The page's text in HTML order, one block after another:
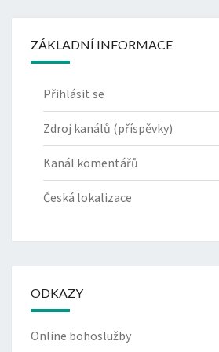
ZÁKLADNÍ INFORMACE
Přihlásit se
Zdroj kanálů (příspěvky)
Kanál komentářů
Česká lokalizace
ODKAZY
Online bohoslužby